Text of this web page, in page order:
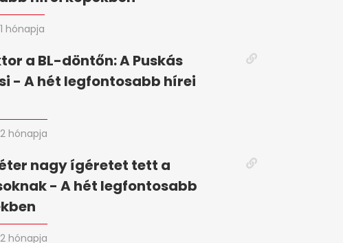
1 hónapja
a BL-döntőn: A Puskás
- A hét legfontosabb hírei
2 hónapja
nagy ígéretet tett a
- A hét legfontosabb
2 hónapja